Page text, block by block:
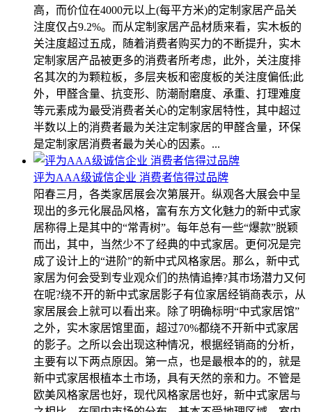
高，而价位在4000元以上(每平方米)的定制家居产品关
注度仅占9.2%。而从定制家居产品材质来看，实木板的
关注度超过五成，随着消费者购买力的不断提升，实木
定制家居产品被更多的消费者所考虑，此外，关注度排
名其次的为颗粒板，多层夹板和密度板的关注度偏低;此
外，甲醛含量、抗变形、防潮耐磨度、承重、打理难度
等元素成为最受消费者关心的定制家居特性，其中超过
半数以上的消费者最为关注定制家居的甲醛含量，环保
是定制家居消费者最为关心的因素。...
评为AAA级诚信企业 消费者信得过品牌
阳春三月，各类家居展会次第展开。纵观各大展会中呈
现出的多元化展品风格，富有东方文化魅力的新中式家
居称得上是其中的“常青树”。每年总有一些“爆款”脱颖
而出，其中，当然少不了经典的中式家居。更何况是完
成了设计上的“进阶”的新中式风格家居。那么，新中式
家居为何会受到专业观众们的热情追捧?其市场潜力又何
在呢?绕不开的新中式家居影子有位家居经销商表示，从
家居展会上就可以看出来。除了明确标明“中式家居馆”
之外，实木家居馆里面，超过70%都绕不开新中式家居
的影子。之所以会出现这种情况，根据经销商的分析，
主要有以下两点原因。第一点，也是最根本的的，就是
新中式家居根植本土市场，具有天然的亲和力。不管是
欧美风格家居也好，现代风格家居也好，新中式家居与